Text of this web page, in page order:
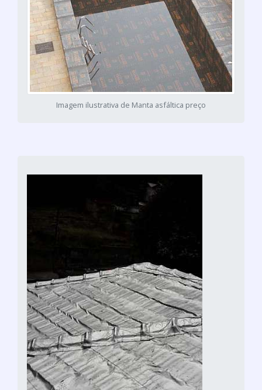
Imagem ilustrativa de Manta asfáltica preço